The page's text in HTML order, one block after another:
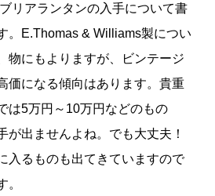
リアランタンの入手について書
。E.Thomas & Williams製につい
物にもよりますが、ビンテージ
価になる傾向はあります。貴重
は5万円～10万円などのもの
が出ませんよね。でも大丈夫！
入るものも出てきていますので
。